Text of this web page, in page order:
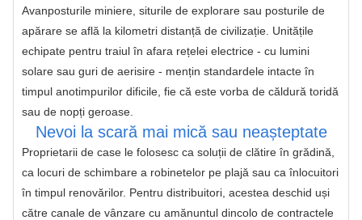
Avanposturile miniere, siturile de explorare sau posturile de
apărare se află la kilometri distanță de civilizație. Unitățile
echipate pentru traiul în afara rețelei electrice - cu lumini
solare sau guri de aerisire - mențin standardele intacte în
timpul anotimpurilor dificile, fie că este vorba de căldură toridă
sau de nopți geroase.
Nevoi la scară mai mică sau neașteptate
Proprietarii de case le folosesc ca soluții de clătire în grădină,
ca locuri de schimbare a robinetelor pe plajă sau ca înlocuitori
în timpul renovărilor. Pentru distribuitori, acestea deschid uși
către canale de vânzare cu amănuntul dincolo de contractele